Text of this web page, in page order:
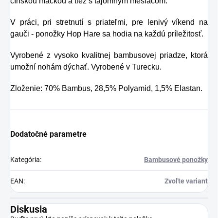
osvieženie v týchto
sparných dňoch.
na produkt Verisol,
ktorý je v tomto
prípade skvelým
riešením.
V práci, pri stretnutí s priateľmi, pre lenivý víkend na
gauči - ponožky Hop Hare sa hodia na každú príležitosť.
Vyrobené z vysoko kvalitnej bambusovej priadze, ktorá
umožní nohám dýchať. Vyrobené v Turecku.
Zloženie: 70% Bambus, 28,5% Polyamid, 1,5% Elastan.
Dodatočné parametre
Kategória: Bambusové ponožky
EAN: Zvoľte variant
Diskusia